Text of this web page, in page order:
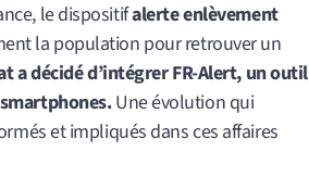
le dispositifalerte enlèvement
la population pour retrouver un
a décidé d’intégrer FR-Alert, un outil
Une évolution qui
et impliqués dans ces affaires